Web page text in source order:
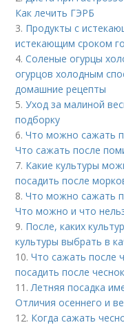
Как лечить ГЭРБ
3. Продукты с
истекающим сроком
4.Соленые огурцы
огурцов холодным
домашние рецепты
5.Уход за малиной
подборку
6.Что можно сажать
Что сажать после
7. Какие культуры
посадить после
8.Что можно сажать
Что можно и что
9. После, каких
культуры выбрать в
10.Что сажать после
посадить после
11.Летняя посадка
Отличия осеннего и
12. Когда сажать